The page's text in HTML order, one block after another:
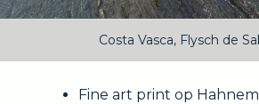
Costa Vasca, Flysch de
Fine art print op